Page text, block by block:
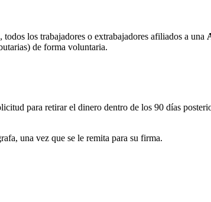
los trabajadores o extrabajadores afiliados a una
de forma voluntaria.
para retirar el dinero dentro de los 90 días
una vez que se le remita para su firma.